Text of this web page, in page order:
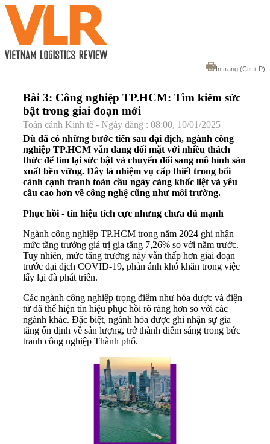
In trang (Ctr + P)
Bài 3: Công nghiệp TP.HCM: Tìm kiếm sức
bật trong giai đoạn mới
Toàn cảnh Kinh tế - Ngày đăng : 08:00, 10/01/2025
Dù đã có những bước tiến sau đại dịch, ngành công
nghiệp TP.HCM vẫn đang đối mặt với nhiều thách
thức để tìm lại sức bật và chuyển đổi sang mô hình sản
xuất bền vững. Đây là nhiệm vụ cấp thiết trong bối
cảnh cạnh tranh toàn cầu ngày càng khốc liệt và yêu
cầu cao hơn về công nghệ cũng như môi trường.
Phục hồi - tín hiệu tích cực nhưng chưa đủ mạnh
Ngành công nghiệp TP.HCM trong năm 2024 ghi nhận
mức tăng trưởng giá trị gia tăng 7,26% so với năm trước.
Tuy nhiên, mức tăng trưởng này vẫn thấp hơn giai đoạn
trước đại dịch COVID-19, phản ánh khó khăn trong việc
lấy lại đà phát triển.
Các ngành công nghiệp trọng điểm như hóa dược và điện
tử đã thể hiện tín hiệu phục hồi rõ ràng hơn so với các
ngành khác. Đặc biệt, ngành hóa dược ghi nhận sự gia
tăng ổn định về sản lượng, trở thành điểm sáng trong bức
tranh công nghiệp Thành phố.